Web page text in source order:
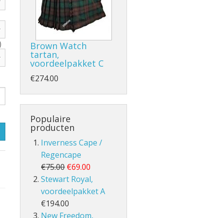
en Volle Kilt
Brown Watch
tartan,
voordeelpakket C
€274.00
Populaire
producten
Inverness Cape /
Regencape
€75.00 €69.00
Stewart Royal,
voordeelpakket A
€194.00
New Freedom,